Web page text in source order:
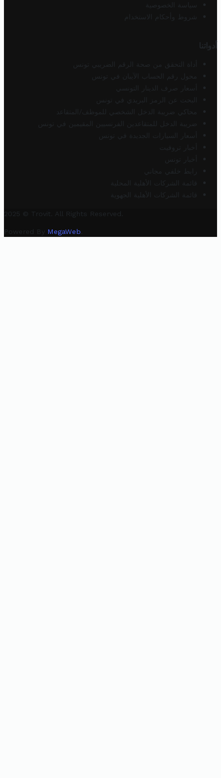
سياسة الخصوصية
شروط وأحكام الاستخدام
أدواتنا
أداة التحقق من صحة الرقم الضريبي تونس
محول رقم الحساب الآيبان في تونس
أسعار صرف الدينار التونسي
البحث عن الرمز البريدي في تونس
محاكي ضريبة الدخل الشخصي للموظف/المتقاعد
ضريبة الدخل للمتقاعدين الفرنسيين المقيمين في تونس
أسعار السيارات الجديدة في تونس
أخبار تروفيت
أخبار تونس
رابط خلفي مجاني
قائمة الشركات الأهلية المحلية
قائمة الشركات الأهلية الجهوية
2025 © Trovit. All Rights Reserved.
Powered By MegaWeb